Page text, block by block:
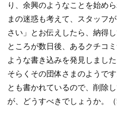
り、余興のようなことを始め
まの迷惑も考えて、スタッフ
さい」とお伝えしたら、納得
ところが数日後、あるクチコ
ような書き込みを発見しまし
そらくその団体さまのようで
とも書かれているので、削除
が、どうすべきでしょうか。